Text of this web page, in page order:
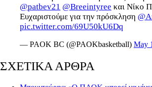
@patbev21 @Breeintyree και Νίκο
Ευχαριστούμε για την πρόσκληση
pic.twitter.com/69U50kU6Dq
— PAOK BC (@PAOKbasketball) May
ΣΧΕΤΙΚΑ ΑΡΘΡΑ